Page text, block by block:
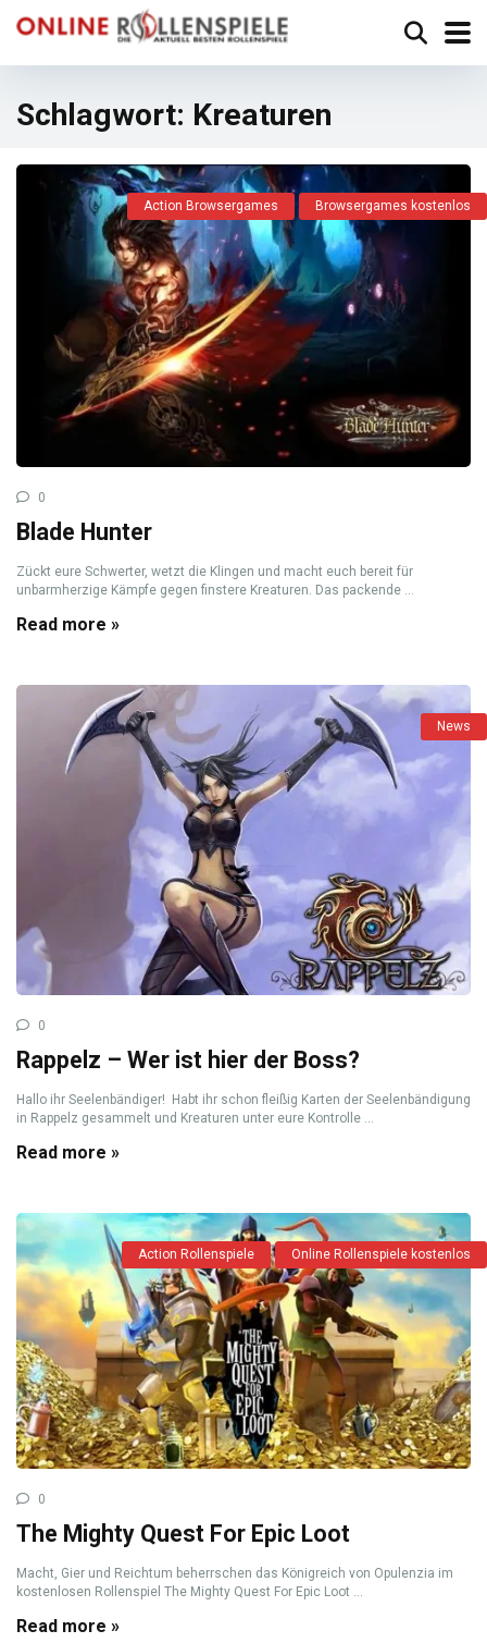
Schlagwort: Kreaturen
Action Browsergames Browsergames kostenlos
0
Blade Hunter
Zückt eure Schwerter, wetzt die Klingen und macht euch bereit für
unbarmherzige Kämpfe gegen finstere Kreaturen. Das packende ...
Read more »
News
0
Rappelz – Wer ist hier der Boss?
Hallo ihr Seelenbändiger! Habt ihr schon fleißig Karten der Seelenbändigung
in Rappelz gesammelt und Kreaturen unter eure Kontrolle ...
Read more »
Action Rollenspiele Online Rollenspiele kostenlos
0
The Mighty Quest For Epic Loot
Macht, Gier und Reichtum beherrschen das Königreich von Opulenzia im
kostenlosen Rollenspiel The Mighty Quest For Epic Loot ...
Read more »